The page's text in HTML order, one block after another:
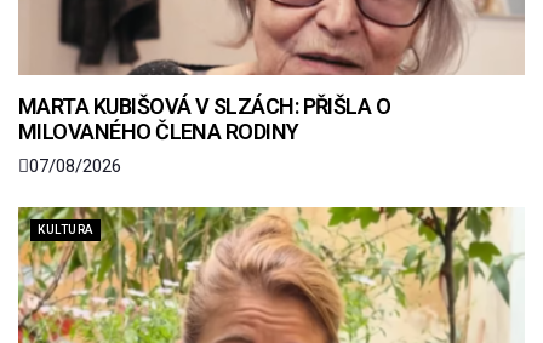
MARTA KUBIŠOVÁ V SLZÁCH: PŘIŠLA O
MILOVANÉHO ČLENA RODINY
07/08/2026
KULTURA